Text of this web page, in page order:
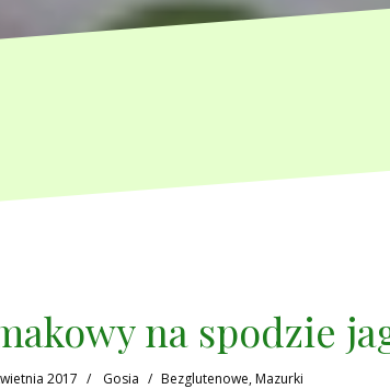
na spodzie
2017 Gosia Bezglutenowe,Mazurki